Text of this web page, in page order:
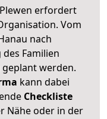
erfordert
Vom
nach
Familien
werden.
kann dabei
Checkliste
Nähe oder in der